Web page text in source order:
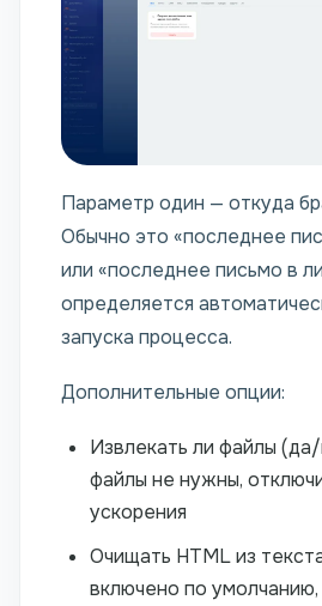
Параметр один — откуда
Обычно это «последнее
или «последнее письмо в
определяется
запуска процесса.
Дополнительные опции:
Извлекать ли файлы
файлы не нужны,
ускорения
Очищать HTML из
включено по